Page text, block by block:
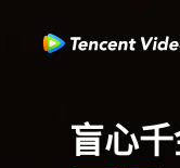
盲心千